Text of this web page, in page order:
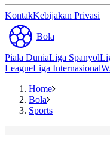
KontakKebijakan Privasi
Bola
Piala DuniaLiga Spanyol
LeagueLiga Internasional
Home
Bola
Sports